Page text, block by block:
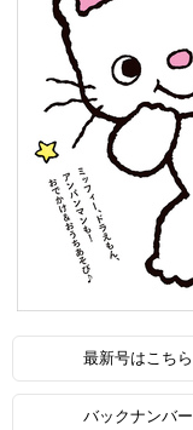
最新号はこちら
バックナンバー